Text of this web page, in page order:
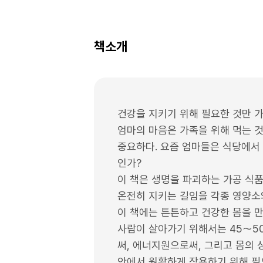
책소개
건강을 지키기 위해 필요한 것만
엄마의 마음은 가족을 위해 먹는
중요하다. 요즘 엄마들은 식당에
인가?
이 책은 생명을 파괴하는 가공 식
온전히 지키는 길임을 각종 영양
이 책에는 튼튼하고 건강한 몸을
사람이 살아가기 위해서는 45～
써, 에너지원으로써, 그리고 몸의